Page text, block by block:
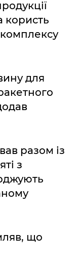
користь
для
разом із
з
що